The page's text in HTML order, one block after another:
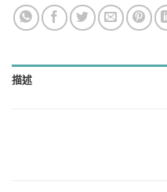
描述